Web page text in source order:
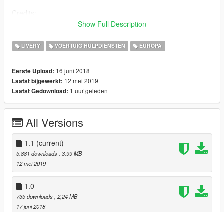
Textures : Tim and James Radley
Model touch ups and fixes : James Radley
Templated : James Radley
Rims : Unknown
Woodway Whelen Freedom : ObsidianGames (Edited to Essex
Spec : James Radley)
Skins : Mighty
wher
Swedish Skin: SveaDesign
Show Full Description
LIVERY VOERTUIG HULPDIENSTEN EUROPA
Eerste Upload: 16 juni 2018
Laatst bijgewerkt: 12 mei 2019
Laatst Gedownload: 1 uur geleden
All Versions
1.1 (current)
5.881 downloads , 3,99 MB
12 mei 2019
1.0
735 downloads , 2,24 MB
17 juni 2018